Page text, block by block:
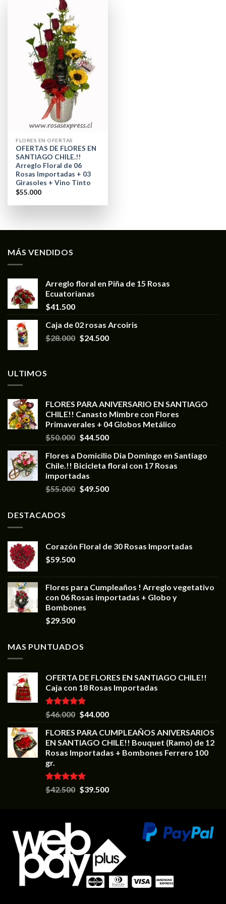
FLORES EN OFERTAS
OFERTAS DE FLORES EN
SANTIAGO CHILE.!!
Arreglo Floral de 06
Rosas Importadas + 03
Girasoles + Vino Tinto
$55.000
MÁS VENDIDOS
Arreglo floral en Piña de 15 Rosas
Ecuatorianas
$41.500
Caja de 02 rosas Arcoiris
$28.000 $24.500
ULTIMOS
FLORES PARA ANIVERSARIO EN SANTIAGO
CHILE!! Canasto Mimbre con Flores
Primaverales + 04 Globos Metálico
$50.000 $44.500
Flores a Domicilio Dia Domingo en Santiago
Chile.!! Bicicleta floral con 17 Rosas
importadas
$55.000 $49.500
DESTACADOS
Corazón Floral de 30 Rosas Importadas
$59.500
Flores para Cumpleaños ! Arreglo vegetativo
con 06 Rosas importadas + Globo y
Bombones
$29.500
MAS PUNTUADOS
OFERTA DE FLORES EN SANTIAGO CHILE!!
Caja con 18 Rosas Importadas
Valorado en
5.00
$46.000 $44.000
FLORES PARA CUMPLEAÑOS ANIVERSARIOS
EN SANTIAGO CHILE!! Bouquet (Ramo) de 12
Rosas Importadas + Bombones Ferrero 100
gr.
Valorado en
5.00
$42.500 $39.500